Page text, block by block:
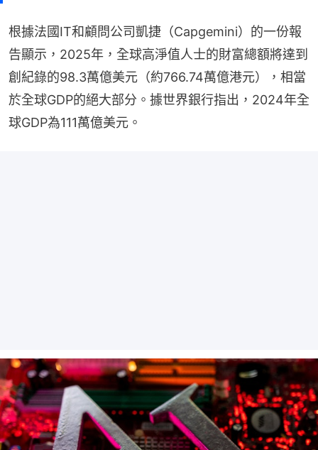
根據法國IT和顧問公司凱捷（Capgemini）的一份報
告顯示，2025年，全球高淨值人士的財富總額將達到
創紀錄的98.3萬億美元（約766.74萬億港元），相當
於全球GDP的絕大部分。據世界銀行指出，2024年全
球GDP為111萬億美元。